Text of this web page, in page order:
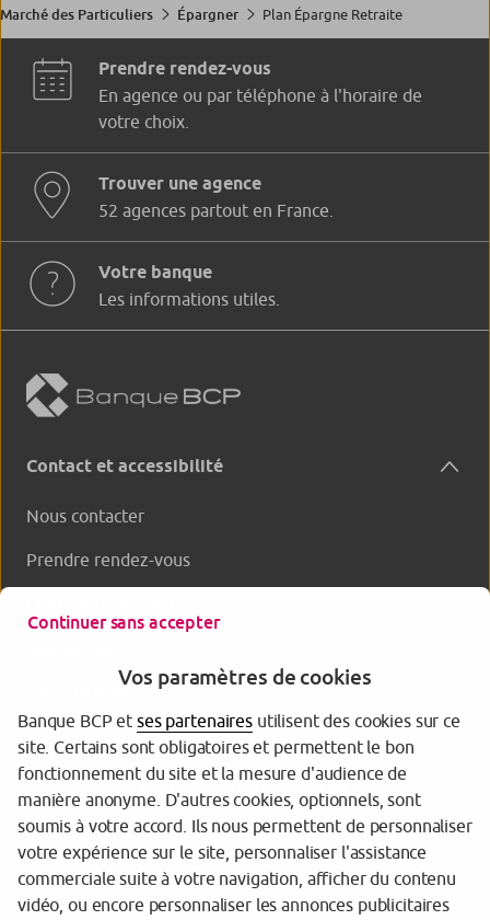
Marché des Particuliers Épargner Plan Épargne Retraite
Prendre rendez-vous
En agence ou par téléphone à l'horaire de
votre choix.
Trouver une agence
52 agences partout en France.
Votre banque
Les informations utiles.
Contact et accessibilité
Nous contacter
Prendre rendez-vous
Tarifs et informations réglementaires
Continuer sans accepter
Vos paramètres de cookies
Banque BCP etses partenairesutilisent des cookies sur ce
site. Certains sont obligatoires et permettent le bon
fonctionnement du site et la mesure d'audience de
manière anonyme. D'autres cookies, optionnels, sont
soumis à votre accord. Ils nous permettent de personnaliser
votre expérience sur le site, personnaliser l'assistance
commerciale suite à votre navigation, afficher du contenu
vidéo, ou encore personnaliser les annonces publicitaires